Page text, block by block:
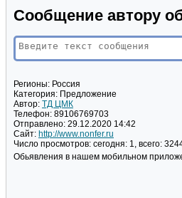
Сообщение автору
Регионы: Россия
Категория: Предложение
Автор: ТД ЦМК
Телефон: 89106769703
Отправлено: 29.12.2020 14:42
Сайт: http://www.nonfer.ru
Число просмотров: сегодня: 1, всего:
Обьявления в нашем мобильном